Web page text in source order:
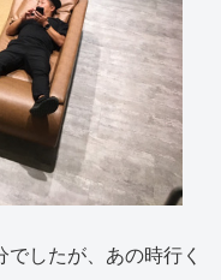
したが、あの時行く